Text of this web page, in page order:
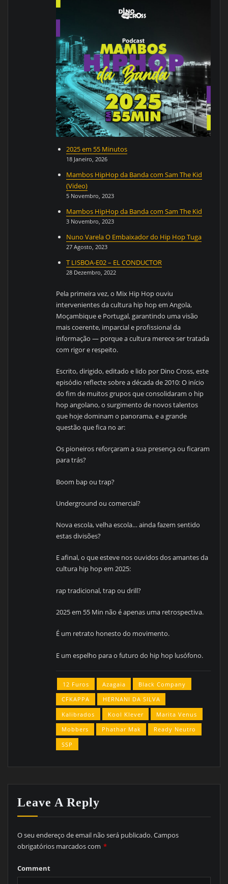
2025 em 55 Minutos
18 Janeiro, 2026
Mambos HipHop da Banda com Sam The Kid
(Video)
5 Novembro, 2023
Mambos HipHop da Banda com Sam The Kid
3 Novembro, 2023
Nuno Varela O Embaixador do Hip Hop Tuga
27 Agosto, 2023
T LISBOA-E02 – EL CONDUCTOR
28 Dezembro, 2022
Pela primeira vez, o Mix Hip Hop ouviu
intervenientes da cultura hip hop em Angola,
Moçambique e Portugal, garantindo uma visão
mais coerente, imparcial e profissional da
informação — porque a cultura merece ser tratada
com rigor e respeito.
Escrito, dirigido, editado e lido por Dino Cross, este
episódio reflecte sobre a década de 2010: O início
do fim de muitos grupos que consolidaram o hip
hop angolano, o surgimento de novos talentos
que hoje dominam o panorama, e a grande
questão que fica no ar:
Os pioneiros reforçaram a sua presença ou ficaram
para trás?
Boom bap ou trap?
Underground ou comercial?
Nova escola, velha escola… ainda fazem sentido
estas divisões?
E afinal, o que esteve nos ouvidos dos amantes da
cultura hip hop em 2025:
rap tradicional, trap ou drill?
2025 em 55 Min não é apenas uma retrospectiva.
É um retrato honesto do movimento.
E um espelho para o futuro do hip hop lusófono.
12 Furos Azagaia
Black Company
CFKAPPA
HERNANI DA SILVA
Kalibrados
Kool Klever
Marita Venus
Mobbers
Phathar Mak
Ready Neutro
SSP
Leave A Reply
O seu endereço de email não será publicado.Campos
obrigatórios marcados com *
Comment